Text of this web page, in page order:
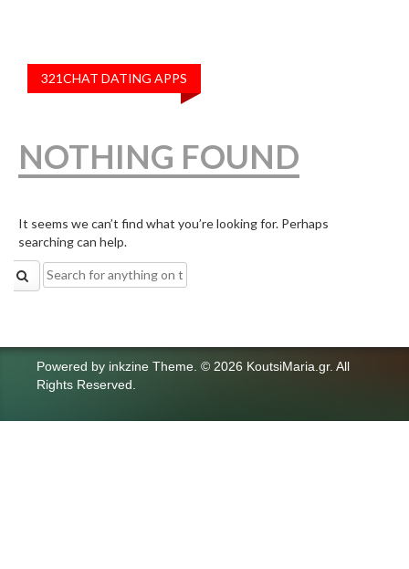
321CHAT DATING APPS
NOTHING FOUND
It seems we can’t find what you’re looking for. Perhaps
searching can help.
Search
for:
Powered by inkzine Theme © 2026 KoutsiMaria.gr. All
Rights Reserved.